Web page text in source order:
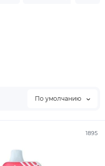
По умолчанию
1895